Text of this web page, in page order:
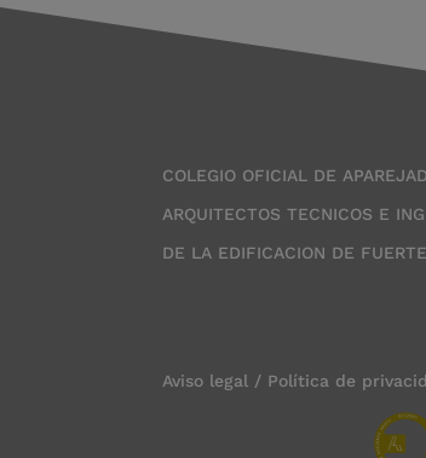
COLEGIO OFICIAL DE
ARQUITECTOS TECNICOS E
DE LA EDIFICACION DE
Aviso legal / Política de